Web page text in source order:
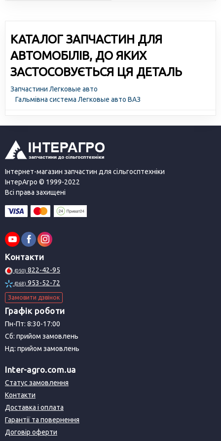
КАТАЛОГ ЗАПЧАСТИН ДЛЯ
АВТОМОБІЛІВ, ДО ЯКИХ
ЗАСТОСОВУЄТЬСЯ ЦЯ ДЕТАЛЬ
Запчастини Легковые авто
Гальмівна система Легковые авто ВАЗ
Інтернет-магазин запчастин для сільгосптехніки
ІнтерАгро © 1999-2022
Всі права захищені
Контакти
(050) 822-42-95
(068) 953-52-72
Замовити дзвінок
Графік роботи
Пн-Пт: 8:30-17:00
Сб: прийом замовлень
Нд: прийом замовлень
Inter-agro.com.ua
Статус замовлення
Контакти
Доставка і оплата
Гарантії та повернення
Договір оферти